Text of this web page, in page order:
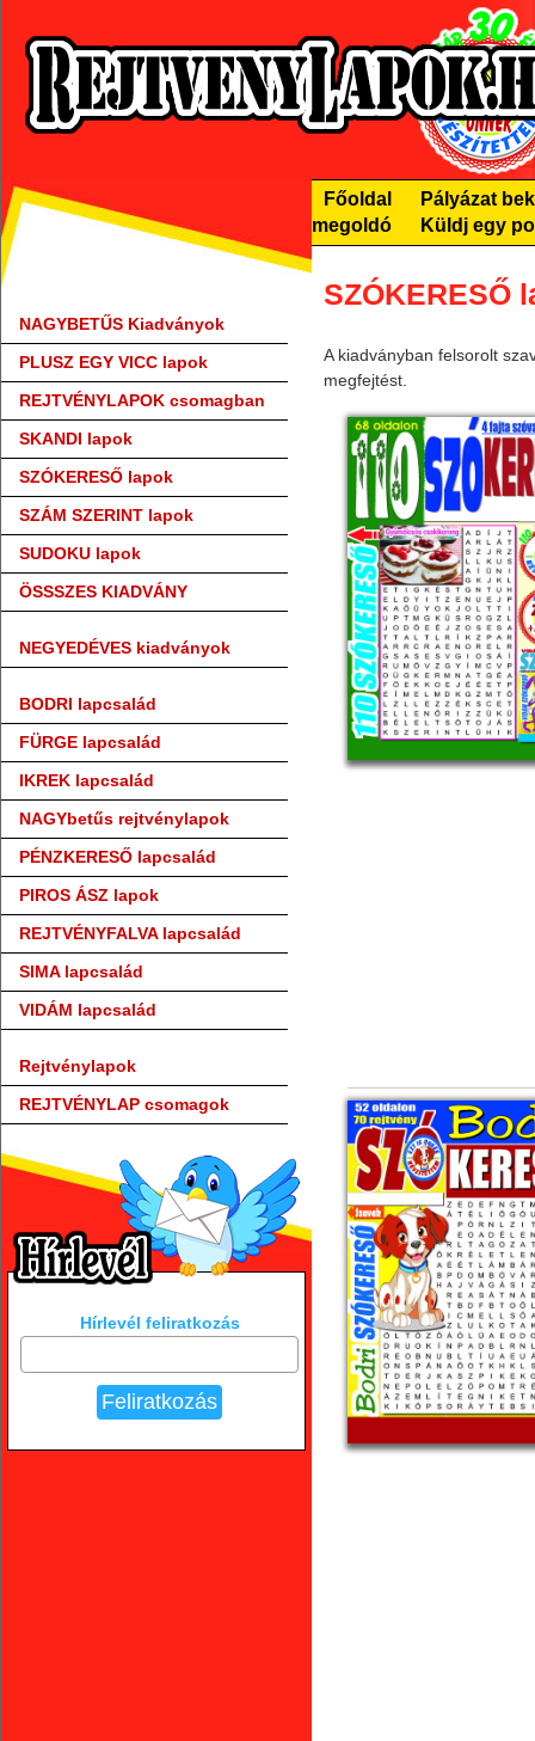
NAGYBETŰS Kiadványok
PLUSZ EGY VICC lapok
REJTVÉNYLAPOK csomagban
SKANDI lapok
SZÓKERESŐ lapok
SZÁM SZERINT lapok
SUDOKU lapok
ÖSSSZES KIADVÁNY
NEGYEDÉVES kiadványok
BODRI lapcsalád
FÜRGE lapcsalád
IKREK lapcsalád
NAGYbetűs rejtvénylapok
PÉNZKERESŐ lapcsalád
PIROS ÁSZ lapok
REJTVÉNYFALVA lapcsalád
SIMA lapcsalád
VIDÁM lapcsalád
Rejtvénylapok
REJTVÉNYLAP csomagok
Hírlevél feliratkozás
Főoldal
Pályázat
megoldó
Küldj egy
SZÓKERESŐ
A kiadványban felsorolt
megfejtést.